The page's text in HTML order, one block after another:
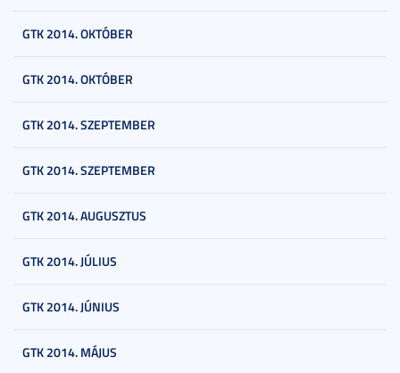
GTK 2014. OKTÓBER
GTK 2014. OKTÓBER
GTK 2014. SZEPTEMBER
GTK 2014. SZEPTEMBER
GTK 2014. AUGUSZTUS
GTK 2014. JÚLIUS
GTK 2014. JÚNIUS
GTK 2014. MÁJUS